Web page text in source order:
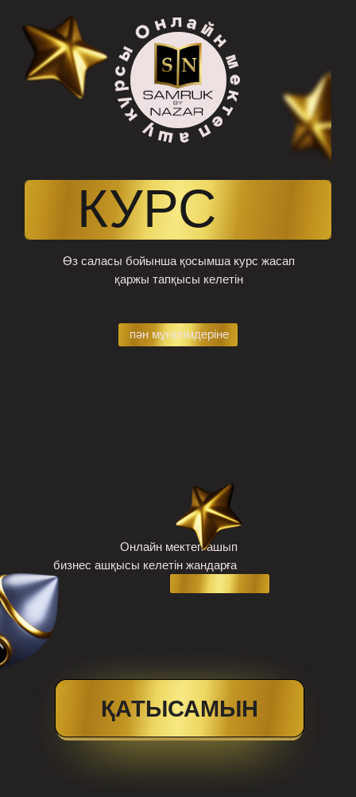
КУРС
Онлайн мектеп ашып
бизнес ашқысы келетін жандарға
Өз саласы бойынша қосымша курс жасап
қаржы тапқысы келетін
пән мұғалімдеріне
ҚАТЫСАМЫН